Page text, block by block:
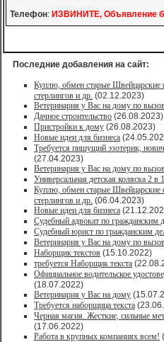
Телефон: ИЗВИНИТЕ, Объявление
Последние добавления на сайт:
Куплю, обмен старые
стерлингов и др. (02.12.2023)
Ветеринария у Вас на дому по
Дачное строительство (26.08.2023)
Пристройки к дому (26.08.2023)
Новые идеи для бизнеса
Требуется пишущий эзотерик,
(27.04.2023)
Ветеринария у Вас на дому по
Универсальная детская коляска 2
Куплю, обмен старые
стерлингов и др. (06.04.2023)
Новые идеи для бизнеса
Судебный адвокат по гражданским
Судебный юрист по гражданским
Ветеринария у Вас на дому по
Наборщик текстов (15.10.2022)
требуется Наборщик текста
Официальное водительское
(18.07.2022)
Ветеринария у Вас на дому
Требуется наборщица текста
Черная магия. Жесткие, сильные
(17.06.2022)
Работа в крупных компаниях всем!